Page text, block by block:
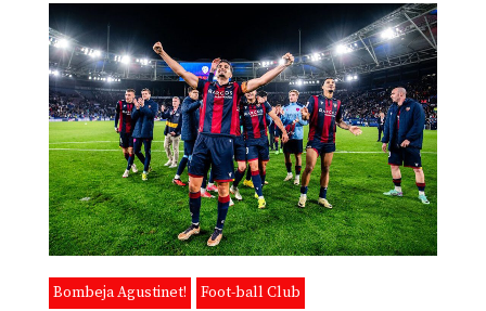
Bombeja Agustinet! Foot-ball Club